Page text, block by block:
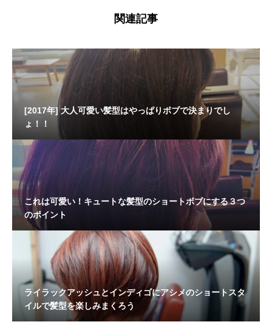
関連記事
[2017年] 大人可愛い髪型はやっぱりボブで決まりでし
ょ！！
これは可愛い！キュートな髪型のショートボブにする３つ
のポイント
ライラックアッシュとインディゴにアシメのショートスタ
イルで髪型を楽しみまくろう